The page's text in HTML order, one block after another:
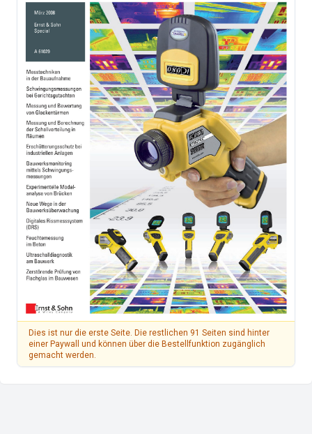
Dies ist nur die erste Seite. Die restlichen 91 Seiten sind hinter
einer Paywall und können über die Bestellfunktion zugänglich
gemacht werden.